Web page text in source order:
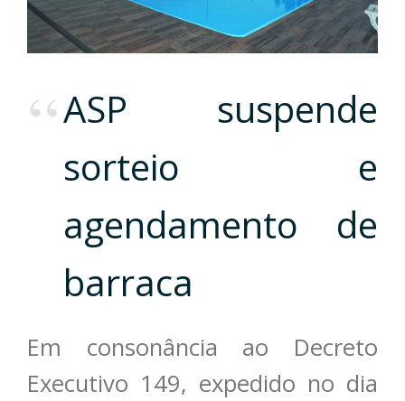
ASP suspende
sorteio e
agendamento de
barraca
Em consonância ao Decreto
Executivo 149, expedido no dia